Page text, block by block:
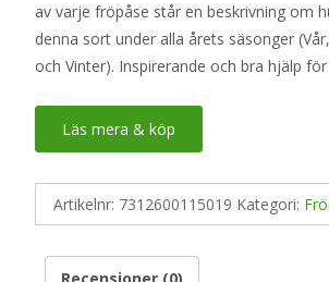
av varje fröpåse står en beskrivning om
denna sort under alla årets säsonger
och Vinter). Inspirerande och bra hjälp
Läs mera & köp
Artikelnr: 7312600115019 Kategori: